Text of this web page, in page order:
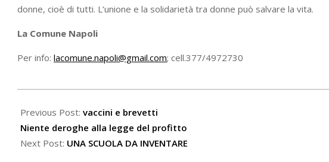
donne, cioè di tutti. L’unione e la solidarietà tra donne può salvare la vita.
La Comune Napoli
Per info: lacomune.napoli@gmail.com; cell.377/4972730
03-
23
Previous Post: vaccini e brevetti
Niente deroghe alla legge del profitto
Next Post: UNA SCUOLA DA INVENTARE